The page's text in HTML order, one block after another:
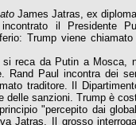
James Jatras, ex
il Presidente
Trump viene
reca da Putin a
Rand Paul incontra dei
traditore. Il
delle sanzioni. Trump è
"percepito dai
Jatras. Il grosso